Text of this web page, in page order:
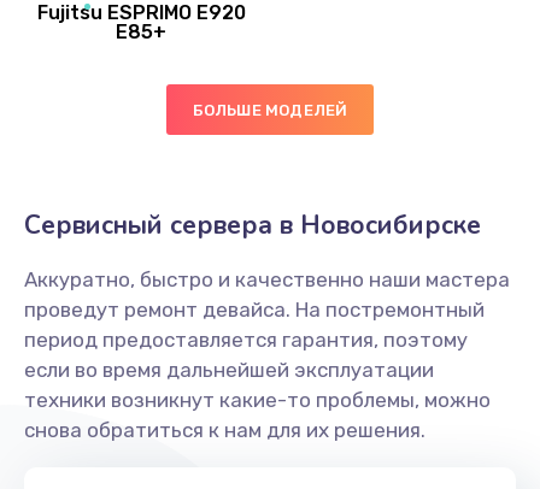
Fujitsu ESPRIMO E920
E85+
БОЛЬШЕ МОДЕЛЕЙ
Сервисный сервера в Новосибирске
Аккуратно, быстро и качественно наши мастера
проведут ремонт девайса. На постремонтный
период предоставляется гарантия, поэтому
если во время дальнейшей эксплуатации
техники возникнут какие-то проблемы, можно
снова обратиться к нам для их решения.